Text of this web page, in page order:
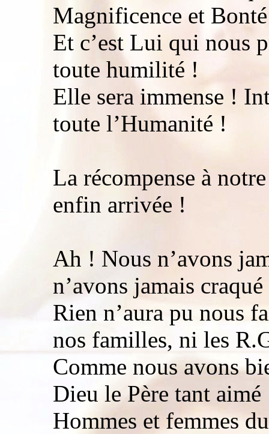
Magnificence et
Et c’est Lui qui nous
toute humilité !
Elle sera immense !
toute l’Humanité !
La récompense à
enfin arrivée !
Ah ! Nous n’avons
n’avons jamais
Rien n’aura pu nous
nos familles, ni les
Comme nous avons
Dieu le Père tant aimé
Hommes et femmes